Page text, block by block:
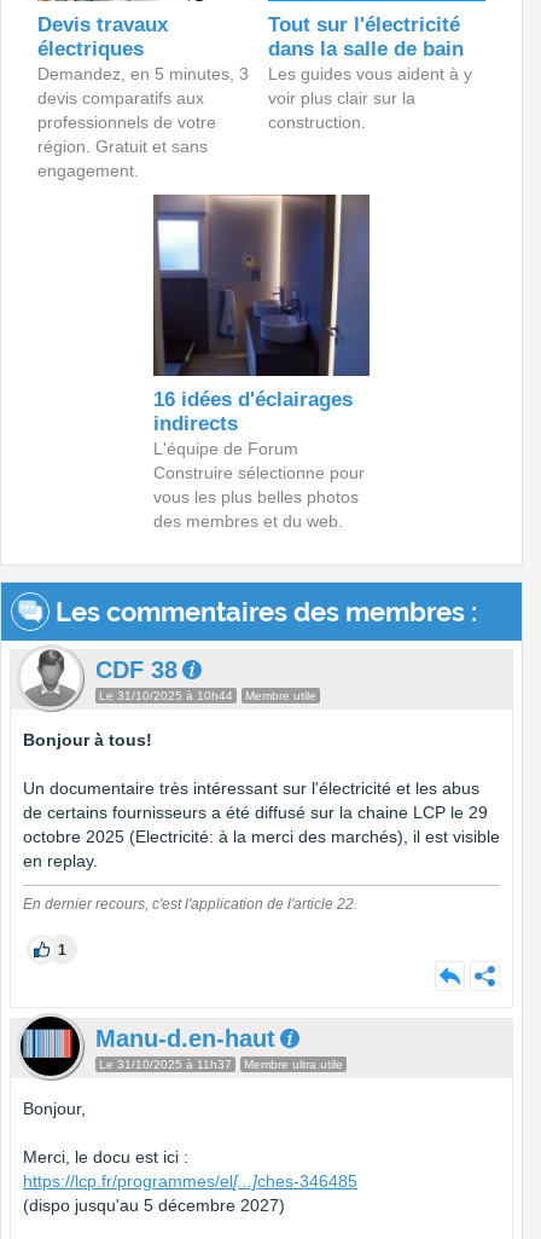
Devis travaux
électriques
Demandez, en 5 minutes, 3
devis comparatifs aux
professionnels de votre
région. Gratuit et sans
engagement.
Tout sur l'électricité
dans la salle de bain
Les guides vous aident à y
voir plus clair sur la
construction.
16 idées d'éclairages
indirects
L'équipe de Forum
Construire sélectionne pour
vous les plus belles photos
des membres et du web.
Les commentaires des membres :
CDF 38
Le 31/10/2025 à 10h44 Membre utile
Bonjour à tous!
Un documentaire très intéressant sur l'électricité et les abus
de certains fournisseurs a été diffusé sur la chaine LCP le 29
octobre 2025 (Electricité: à la merci des marchés), il est visible
en replay.
En dernier recours, c'est l'application de l'article 22.
1
Manu-d.en-haut
Le 31/10/2025 à 11h37 Membre ultra utile
Bonjour,
Merci, le docu est ici :
https://lcp.fr/programmes/el[...]ches-346485
(dispo jusqu'au 5 décembre 2027)